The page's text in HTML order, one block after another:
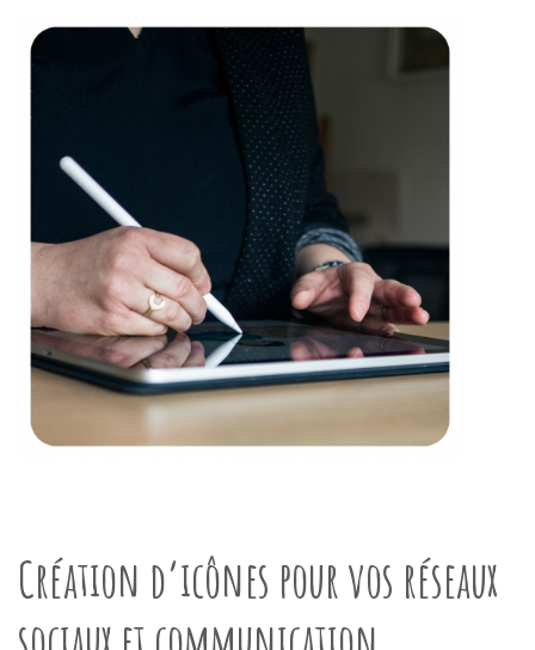
Création d’icônes pour vos réseaux